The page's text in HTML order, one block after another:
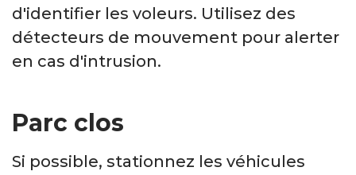
d'identifier les voleurs. Utilisez des
détecteurs de mouvement pour alerter
en cas d'intrusion.
Parc clos
Si possible, stationnez les véhicules